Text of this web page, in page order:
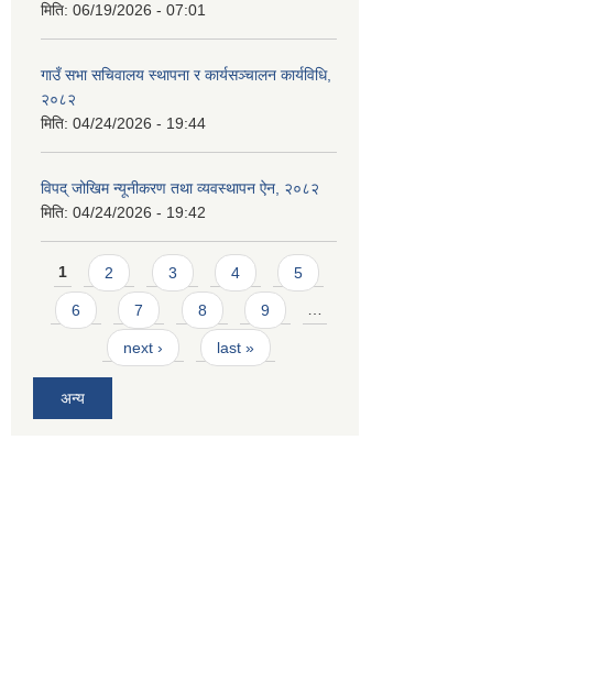
मिति: 06/19/2026 - 07:01
गाउँ सभा सचिवालय स्थापना र कार्यसञ्चालन कार्यविधि,
२०८२
मिति: 04/24/2026 - 19:44
विपद् जोखिम न्यूनीकरण तथा व्यवस्थापन ऐन, २०८२
मिति: 04/24/2026 - 19:42
Pages
1 2 3 4 5
6 7 8 9 …
next › last »
अन्य